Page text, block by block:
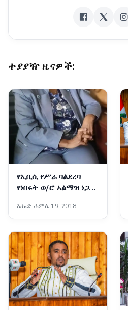
ተያያዥ ዜናዎች:
የኢቢሲ የሥራ ባልደረባ
የነበሩት ወ/ሮ አልማዝ ነጋሽ
እሑድ ሐምሌ 19, 2018